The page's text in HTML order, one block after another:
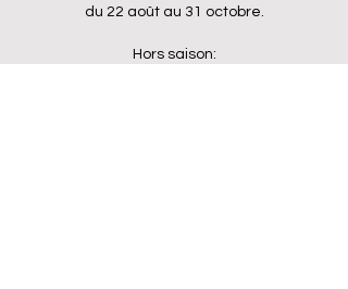
du 22 août au 31 octobre.
Hors saison: